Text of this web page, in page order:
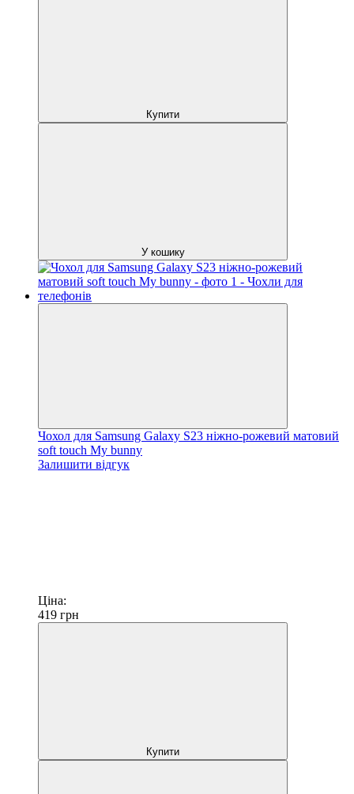
Купити
У кошику
Чохол для Samsung Galaxy S23 ніжно-рожевий матовий
soft touch My bunny
Залишити відгук
Ціна:
419 грн
Купити